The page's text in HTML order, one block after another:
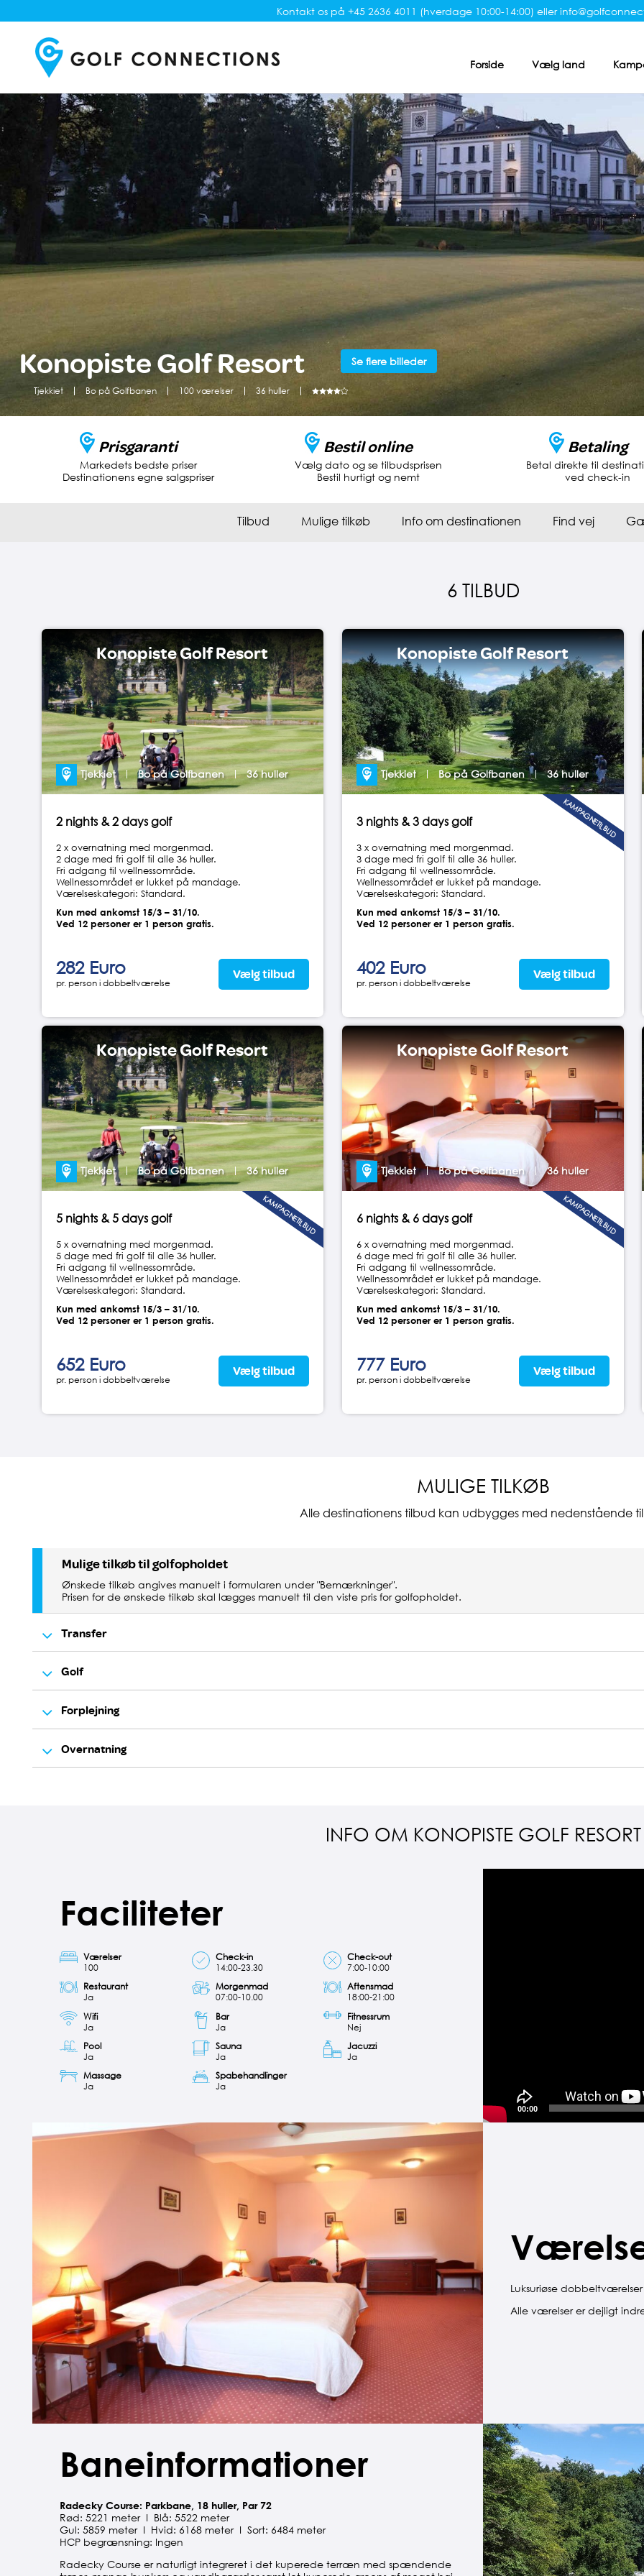
Kontakt os på +45 2636 4011 (hverdage 10:00-14:00) eller
Forside Vælg land
Bo på Golfbanen / Resort Hoteller
Konopiste Golf Resort Se flere billeder
Tjekkiet Bo på Golfbanen 100 værelser 36 huller
Prisgaranti
Markedets bedste priser
Destinationens egne salgspriser
Bestil online
Vælg dato og se tilbudsprisen
Bestil hurtigt og nemt
Betaling
Betal direkte til
ved check-in
Tilbud Mulige tilkøb Info om destinationen Find vej
6 TILBUD
Tjekkiet Bo på Golfbanen 36 huller
Konopiste Golf Resort
2 nights & 2 days golf
2 x overnatning med morgenmad.
2 dage med fri golf til alle 36 huller.
Fri adgang til wellnessområde.
Wellnessområdet er lukket på mandage.
Værelseskategori: Standard.
Kun med ankomst 15/3 – 31/10.
Ved 12 personer er 1 person gratis.
282 Euro
pr. person i dobbeltværelse
Vælg tilbud
Tjekkiet Bo på Golfbanen 36 huller
Konopiste Golf Resort
3 nights & 3 days golf KAMPAGNETILBUD
3 x overnatning med morgenmad.
3 dage med fri golf til alle 36 huller.
Fri adgang til wellnessområde.
Wellnessområdet er lukket på mandage.
Værelseskategori: Standard.
Kun med ankomst 15/3 – 31/10.
Ved 12 personer er 1 person gratis.
402 Euro
pr. person i dobbeltværelse
Vælg tilbud
Tjekkiet Bo på Golfbanen 36 huller
Konopiste Golf Resort
5 nights & 5 days golf KAMPAGNETILBUD
5 x overnatning med morgenmad.
5 dage med fri golf til alle 36 huller.
Fri adgang til wellnessområde.
Wellnessområdet er lukket på mandage.
Værelseskategori: Standard.
Kun med ankomst 15/3 – 31/10.
Ved 12 personer er 1 person gratis.
652 Euro
pr. person i dobbeltværelse
Vælg tilbud
Tjekkiet Bo på Golfbanen 36 huller
Konopiste Golf Resort
6 nights & 6 days golf KAMPAGNETILBUD
6 x overnatning med morgenmad.
6 dage med fri golf til alle 36 huller.
Fri adgang til wellnessområde.
Wellnessområdet er lukket på mandage.
Værelseskategori: Standard.
Kun med ankomst 15/3 – 31/10.
Ved 12 personer er 1 person gratis.
777 Euro
pr. person i dobbeltværelse
Vælg tilbud
MULIGE TILKØB
Alle destinationens tilbud kan udbygges med nedenstående
Mulige tilkøb til golfopholdet
Ønskede tilkøb angives manuelt i formularen under "Bemærkninger".
Prisen for de ønskede tilkøb skal lægges manuelt til den viste pris for golfopholdet.
Transfer
Prag lufthavn retur (1-4 personer)
Prag lufthavn retur (9-20 personer) Pris i
Golf
Ekstra dag med fri golf - (Mandag-Torsdag)
Ekstra dag med fri golf - (Fredag-Søndag, helligdag)
Forplejning
3-retters middag inklusiv 1 drink
Overnatning
Pris
INFO OM KONOPISTE GOLF RESORT
Faciliteter
Værelser
100
Check-in
14:00-23.30
Check-out
7:00-10:00
Restaurant
Ja
Morgenmad
07:00-10.00
Aftensmad
18:00-21:00
Wifi
Ja
Bar
Ja
Fitnessrum
Nej
Pool
Ja
Sauna
Ja
Jacuzzi
Ja
Massage
Ja
Spabehandlinger
Ja
00:00
Luksuriøse
Alle værelser er dejligt
Baneinformationer
Radecky Course: Parkbane, 18 huller, Par 72
Rød: 5221 meter I Blå: 5522 meter
Gul: 5859 meter I Hvid: 6168 meter I Sort: 6484 meter
HCP begrænsning: Ingen
Radecky Course er naturligt integreret i det kuperede terræn med spændende